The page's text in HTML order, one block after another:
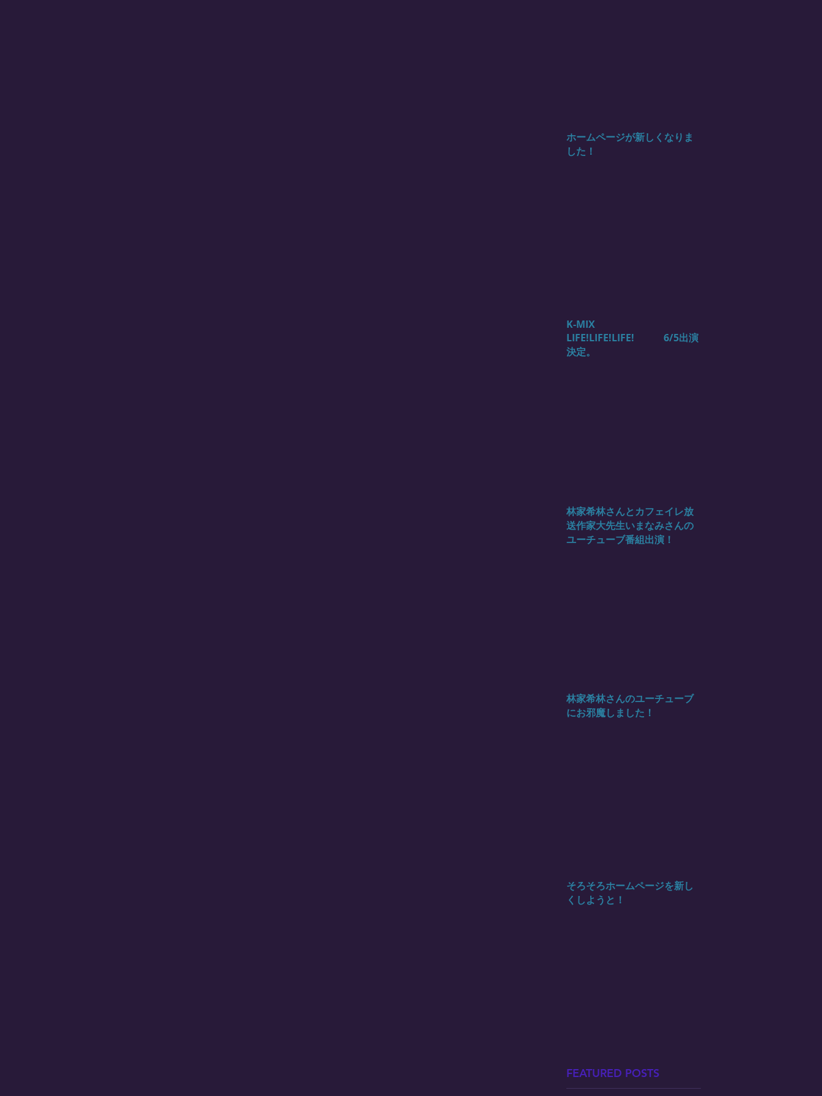
ホームページが新しくなりま
した！
K-MIX
LIFE!LIFE!LIFE! 6/5出演
決定。
林家希林さんとカフェイレ放
送作家大先生いまなみさんの
ユーチューブ番組出演！
林家希林さんのユーチューブ
にお邪魔しました！
そろそろホームページを新し
くしようと！
FEATURED POSTS